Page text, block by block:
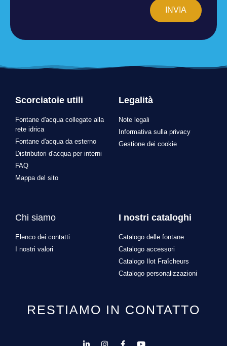
INVIA
Scorciatoie utili
Fontane d'acqua collegate alla
rete idrica
Fontane d'acqua da esterno
Distributori d'acqua per interni
FAQ
Mappa del sito
Legalità
Note legali
Informativa sulla privacy
Gestione dei cookie
Chi siamo
Elenco dei contatti
I nostri valori
I nostri cataloghi
Catalogo delle fontane
Catalogo accessori
Catalogo Ilot Fraîcheurs
Catalogo personalizzazioni
RESTIAMO IN CONTATTO